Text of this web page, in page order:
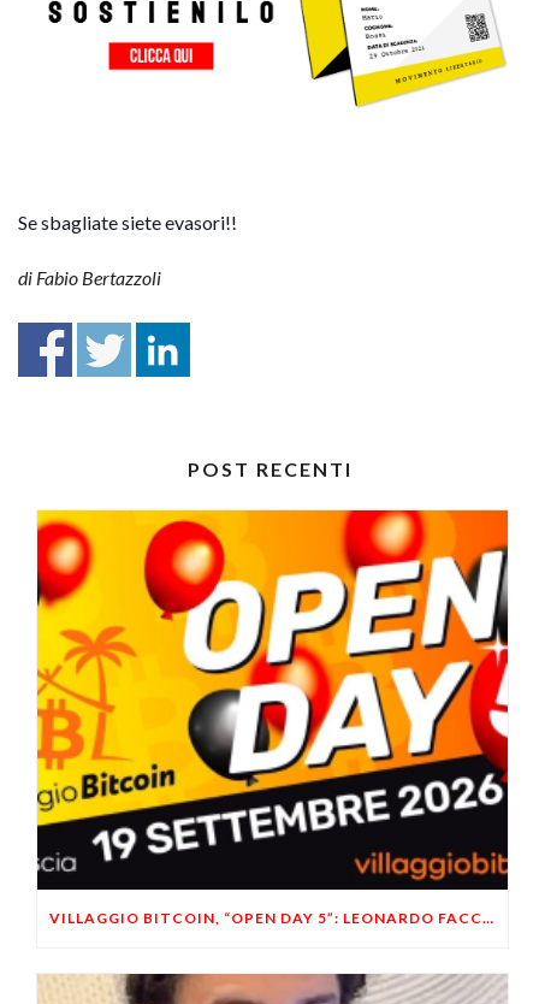
Se sbagliate siete evasori!!
di Fabio Bertazzoli
POST RECENTI
VILLAGGIO BITCOIN, “OPEN DAY 5”: LEONARDO FACCO OSPITE A BRESCIA